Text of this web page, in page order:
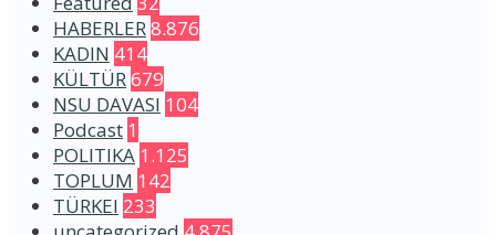
HABERLER8.876
KADIN 414
KÜLTÜR679
NSU DAVASI 104
Podcast 1
POLITIKA 1.125
TOPLUM 142
TÜRKEI 233